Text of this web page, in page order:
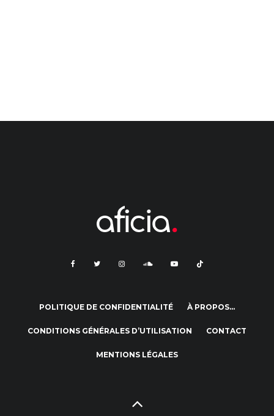
POLITIQUE DE CONFIDENTIALITÉ À PROPOS…
CONDITIONS GÉNÉRALES D’UTILISATION CONTACT
MENTIONS LÉGALES